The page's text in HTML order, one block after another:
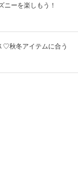
ーを楽しもう！
♡秋冬アイテムに合う